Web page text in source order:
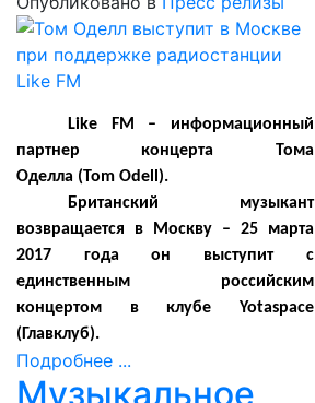
Like FM – информационный
партнер концерта Тома
Оделла (Tom Odell).
Британский музыкант
возвращается в Москву – 25 марта
2017 года он выступит с
единственным российским
концертом в клубе Yotaspace
(Главклуб).
Подробнее ...
Музыкальное